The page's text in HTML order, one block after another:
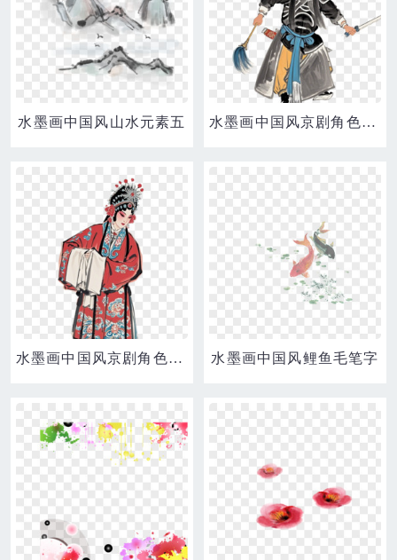
水墨画中国风山水元素五 水墨画中国风京剧角色免抠元素
水墨画中国风京剧角色免抠元素 水墨画中国风鲤鱼毛笔字